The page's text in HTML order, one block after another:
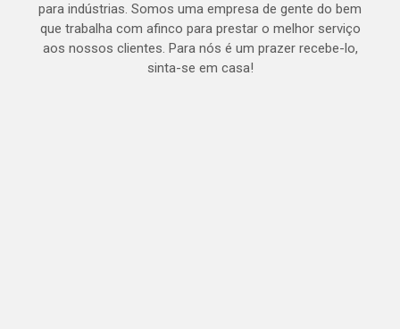
para indústrias. Somos uma empresa de gente do bem
que trabalha com afinco para prestar o melhor serviço
aos nossos clientes. Para nós é um prazer recebe-lo,
sinta-se em casa!